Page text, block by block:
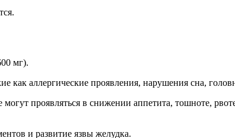
мг).
как аллергические проявления, нарушения сна,
проявляться в снижении аппетита, тошноте,
и развитие язвы желудка.